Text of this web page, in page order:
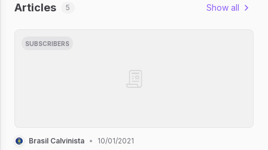
Articles 5 Show all
SUBSCRIBERS
Brasil Calvinista • 10/01/2021